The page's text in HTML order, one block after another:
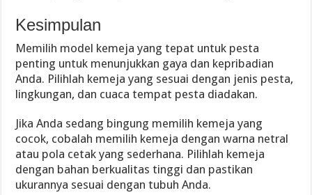
Kesimpulan
Memilih model kemeja yang tepat untuk pesta
penting untuk menunjukkan gaya dan kepribadian
Anda. Pilihlah kemeja yang sesuai dengan jenis pesta,
lingkungan, dan cuaca tempat pesta diadakan.
Jika Anda sedang bingung memilih kemeja yang
cocok, cobalah memilih kemeja dengan warna netral
atau pola cetak yang sederhana. Pilihlah kemeja
dengan bahan berkualitas tinggi dan pastikan
ukurannya sesuai dengan tubuh Anda.